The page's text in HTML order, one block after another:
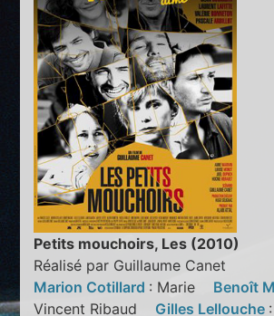
Petits mouchoirs, Les (2010)
Réalisé par Guillaume Canet
Marion Cotillard : Marie Benoît
Vincent Ribaud Gilles Lellouche